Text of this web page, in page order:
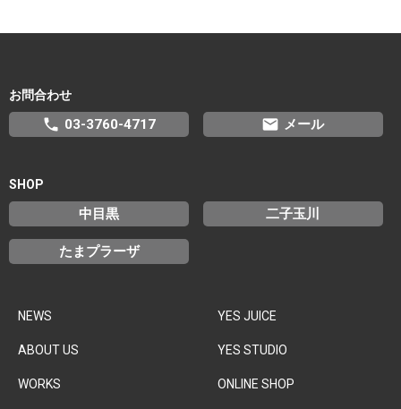
NEWS
ABOUT US
WORKS
YES JUICE
YES STUDIO
ONLINE SHOP
お問合わせ
phone 03-3760-4717 email メール
SHOP
中目黒 二子玉川
たまプラーザ